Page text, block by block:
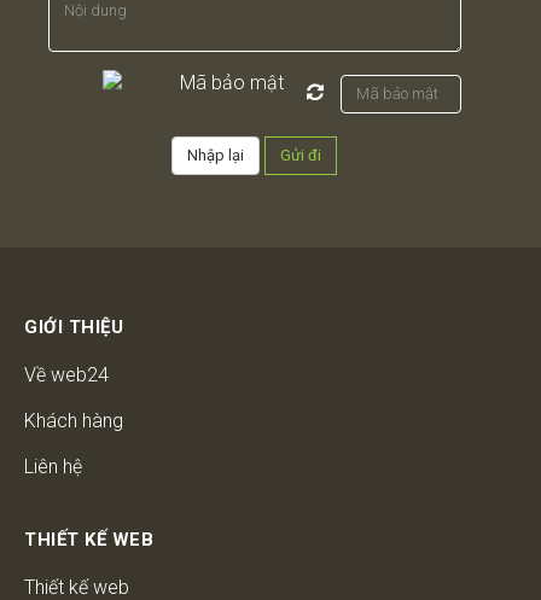
GIỚI THIỆU
Về web24
Khách hàng
Liên hệ
THIẾT KẾ WEB
Thiết kế web